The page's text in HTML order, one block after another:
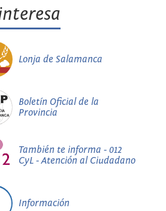
Lonja de Salamanca
Boletín Oficial de la
Provincia
También te informa - 012
CyL - Atención al Ciudadano
Información